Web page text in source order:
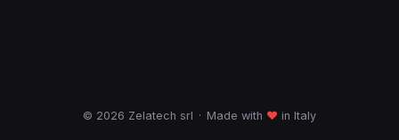
© 2026 Zelatech srl · Made with ♥ in Italy